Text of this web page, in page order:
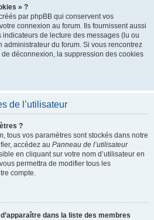
» ?
par phpBB qui conservent vos
connexion au forum. Ils fournissent aussi
de lecture des messages (lu ou
administrateur du forum. Si vous rencontrez
déconnexion, la suppression des cookies
de l’utilisateur
?
tous vos paramètres sont stockés dans notre
accédez au Panneau de l’utilisateur
en cliquant sur votre nom d’utilisateur en
permettra de modifier tous les
compte.
dans la liste des membres